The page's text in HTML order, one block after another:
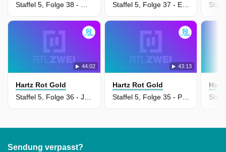
Staffel 5, Folge 38 - Der berühmte Vater
Staffel 5, Folge 37 - Endlich wieder Geld
44:02
Hartz Rot Gold
43:13
Hartz Rot Gold
Staffel 5, Folge 35 - Party, Party
Sendung verpasst?